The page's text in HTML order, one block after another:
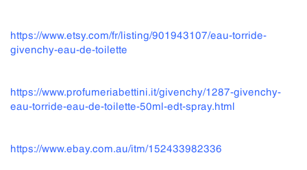
https://www.etsy.com/fr/listing/901943107/eau-torride-
givenchy-eau-de-toilette
https://www.profumeriabettini.it/givenchy/1287-givenchy-
eau-torride-eau-de-toilette-50ml-edt-spray.html
https://www.ebay.com.au/itm/152433982336